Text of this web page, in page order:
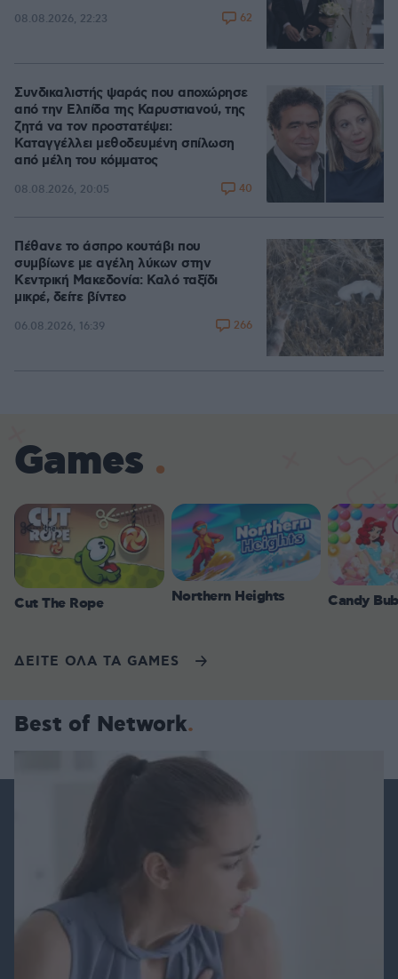
08.08.2026, 22:23 62
Συνδικαλιστής ψαράς που αποχώρησε
από την Ελπίδα της Καρυστιανού, της
ζητά να τον προστατέψει:
Καταγγέλλει μεθοδευμένη σπίλωση
από μέλη του κόμματος
08.08.2026, 20:05 40
Πέθανε το άσπρο κουτάβι που
συμβίωνε με αγέλη λύκων στην
Κεντρική Μακεδονία: Καλό ταξίδι
μικρέ, δείτε βίντεο
06.08.2026, 16:39 266
Games
Cut The Rope Northern Heights Candy
ΔΕΙΤΕ ΟΛΑ ΤΑ GAMES
Best of Network